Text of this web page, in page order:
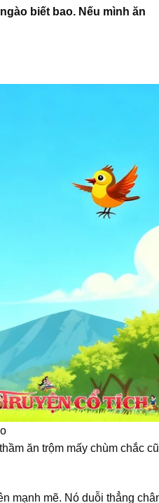
biết bao. Nếu mình ăn
ăn trộm mấy chùm chắc
mạnh mẽ. Nó duỗi thẳng